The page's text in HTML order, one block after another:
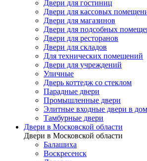
Двери для гостиниц
Двери для кассовых
Двери для магазинов
Двери для подсобных
Двери для ресторанов
Двери для складов
Для технических помещений
Двери для учреждений
Уличные
Дверь коттедж со стеклом
Парадные двери
Промышленные двери
Элитные входные двери в дом
Тамбурные двери
Двери в Московской области
Двери в Московской области
Балашиха
Воскресенск